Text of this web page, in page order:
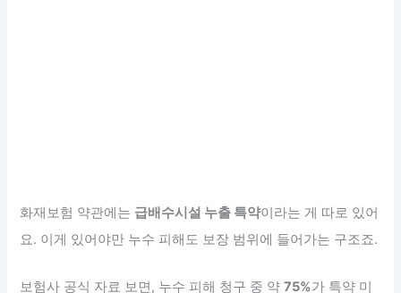
화재보험 약관에는 급배수시설 누출 특약이라는 게 따로 있어
요. 이게 있어야만 누수 피해도 보장 범위에 들어가는 구조죠.
보험사 공식 자료 보면, 누수 피해 청구 중 약75%가 특약 미